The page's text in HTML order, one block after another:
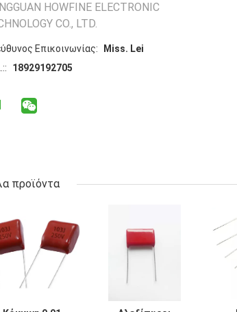
HOWFINE ELECTRONIC
CO., LTD.
Επικοινωνίας:
Miss. Lei
18929192705
προϊόντα